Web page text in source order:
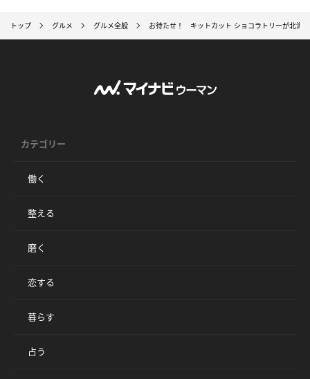
トップ グルメ グルメ全般 お待たせ！ キットカット ショコラトリーが北海
カテゴリー
働く
整える
磨く
恋する
暮らす
占う